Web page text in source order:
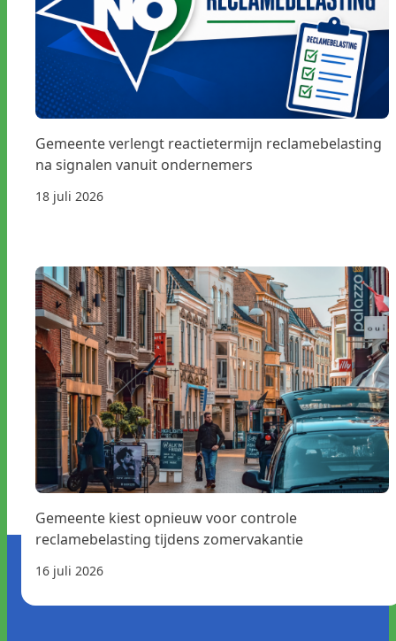
Gemeente verlengt reactietermijn reclamebelasting
na signalen vanuit ondernemers
18 juli 2026
Gemeente kiest opnieuw voor controle
reclamebelasting tijdens zomervakantie
16 juli 2026